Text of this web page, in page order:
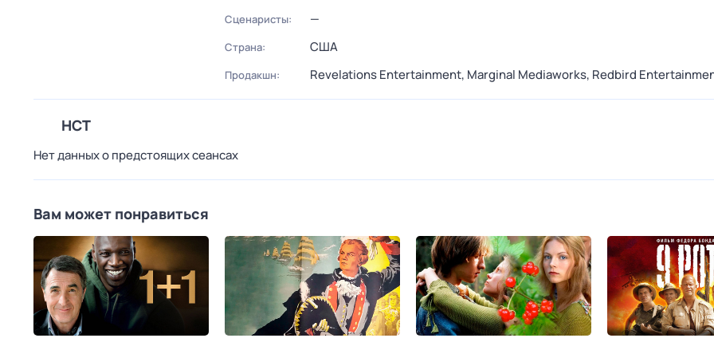
Сценаристы: —
Страна: США
Продакшн: Revelations Entertainment, Marginal Mediaworks, Redbird
НСТ
Нет данных о предстоящих сеансах
Вам может понравиться